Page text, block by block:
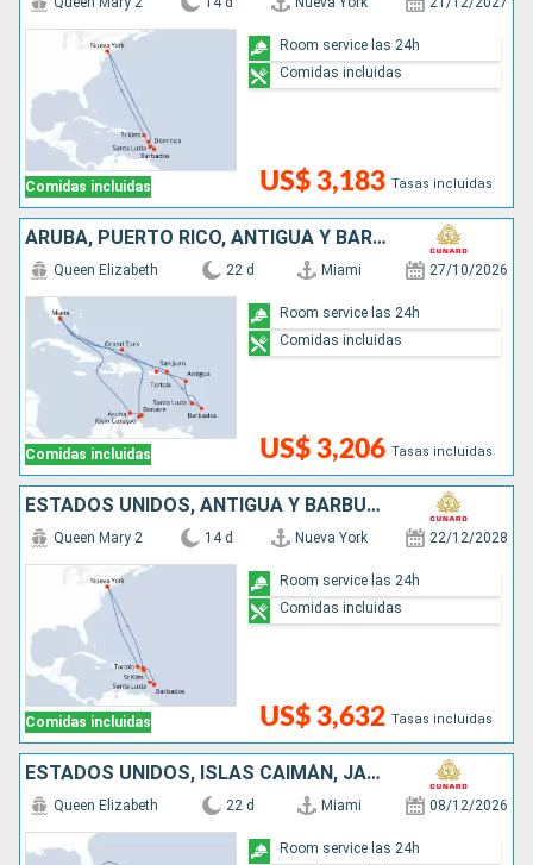
Comidas incluidas US$ 3,183 Tasas incluidas
Room service las 24h
Comidas incluidas
ARUBA, PUERTO RICO, ANTIGUA Y BARBUDA, SANTA LUCIA, BARBADOS, SAN MARTÍN, ESTADOS UNIDOS
Comidas incluidas
Queen Elizabeth 22 d Miami 27/10/2026
US$ 3,206 Tasas incluidas
Room service las 24h
Comidas incluidas
ESTADOS UNIDOS, ANTIGUA Y BARBUDA, SANTA LUCIA, BARBADOS, SAN MARTÍN
Comidas incluidas
Queen Mary 2 14 d Nueva York 22/12/2028
US$ 3,632 Tasas incluidas
Room service las 24h
Comidas incluidas
ESTADOS UNIDOS, ISLAS CAIMÁN, JAMAICA, HONDURAS, MÉXICO, PUERTO RICO, ANTIGUA Y BARBUDA, SANTA LUCIA, BARBADOS, SAN MARTÍN
Queen Elizabeth 22 d Miami 08/12/2026
Room service las 24h